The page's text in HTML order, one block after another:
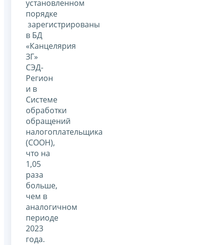
установленном
порядке
зарегистрированы
в БД
«Канцелярия
ЗГ»
СЭД-
Регион
и в
Системе
обработки
обращений
налогоплательщика
(СООН),
что на
1,05
раза
больше,
чем в
аналогичном
периоде
2023
года.